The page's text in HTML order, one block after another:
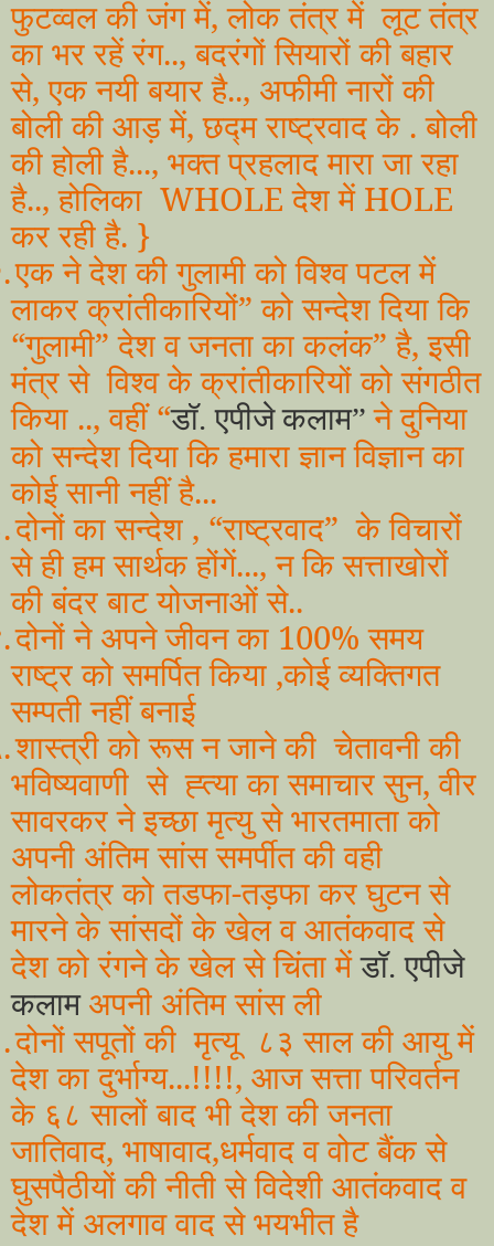
फुटव्वल की जंग में, लोक तंत्र में लूट तंत्र
का भर रहें रंग.., बदरंगों सियारों की बहार
से, एक नयी बयार है.., अफीमी नारों की
बोली की आड़ में, छद्म राष्ट्रवाद के . बोली
की होली है..., भक्त प्रहलाद मारा जा रहा
है.., होलिका WHOLE देश में HOLE
कर रही है. }
एक ने देश की गुलामी को विश्व पटल में
लाकर क्रांतीकारियों” को सन्देश दिया कि
“गुलामी” देश व जनता का कलंक” है, इसी
मंत्र से विश्व के क्रांतीकारियों को संगठीत
किया .., वहीं “डॉ. एपीजे कलाम”ने दुनिया
को सन्देश दिया कि हमारा ज्ञान विज्ञान का
कोई सानी नहीं है...
दोनों का सन्देश , “राष्ट्रवाद” के विचारों
से ही हम सार्थक होंगें..., न कि सत्ताखोरों
की बंदर बाट योजनाओं से..
दोनों ने अपने जीवन का 100% समय
राष्ट्र को समर्पित किया ,कोई व्यक्तिगत
सम्पती नहीं बनाई
शास्त्री को रूस न जाने की चेतावनी की
भविष्यवाणी से ह्त्या का समाचार सुन, वीर
सावरकर ने इच्छा मृत्यु से भारतमाता को
अपनी अंतिम सांस समर्पीत की वही
लोकतंत्र को तडफा-तड़फा कर घुटन से
मारने के सांसदों के खेल व आतंकवाद से
देश को रंगने के खेल से चिंता मेंडॉ. एपीजे
कलाम अपनी अंतिम सांस ली
दोनों सपूतों की मृत्यू ८३ साल की आयु में
देश का दुर्भाग्य...!!!!, आज सत्ता परिवर्तन
के ६८ सालों बाद भी देश की जनता
जातिवाद, भाषावाद,धर्मवाद व वोट बैंक से
घुसपैठीयों की नीती से विदेशी आतंकवाद व
देश में अलगाव वाद से भयभीत है